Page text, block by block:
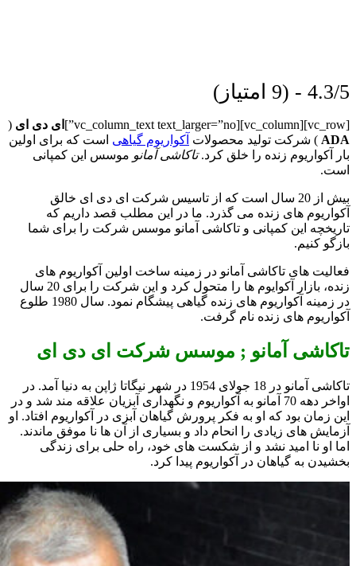
4.3/5 - (9 امتیاز)
[vc_row][vc_column][vc_column_text text_larger=”no”] ای دی ای (
ADA ) شرکت تولید محصولات آکواریوم گیاهی است که برای اولین
بار آکواریوم زنده را خلق کرد.تاکاشی آمانو موسس این کمپانی
است.
بیش از 20 سال است که از تاسیس شرکت ای دی ای خالق
آکواریوم های زنده می گذرد. ما در این مطلب قصد داریم که
تاریخچه این کمپانی و تاکاشی آمانو موسس شرکت را برای شما
بازگو کنیم.
فعالیت های تاکاشی آمانو در زمینه ساخت اولین آکواریوم های
زنده، بازار آکوایوم ها را متحول کرد و این شرکت را برای 20 سال
در زمینه آکواریوم های زنده گیاهی پیشگام نمود. سال 1980 طلوع
آکواریوم های زنده نام گرفت.
تاکاشی آمانو ; موسس شرکت ای دی ای
تاکاشی آمانو در 18 جولای 1954 در شهر نیگاتا ژاپن به دنیا آمد. در
اواخر دهه 70 آمانو به آکواریوم و نگهداری آبزیان علاقه مند شد و در
این زمان بود که او به فکر پرورش گیاهان آبزی در آکواریوم افتاد. او
آزمایش های زیادی را انحام داد و بسیاری از آن ها نا موفق ماندند.
اما او نا امید نشد و از شکست های خود، راه حلی برای زندگی
بخشیدن به گیاهان در آکواریوم پیدا کرد.